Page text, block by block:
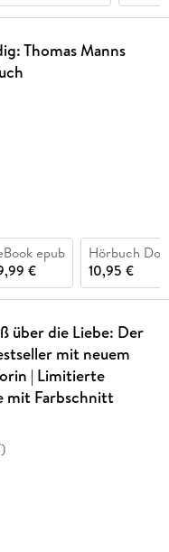
Thomas Manns
epub
€
Hörbuch
10,95 €
über die Liebe: Der
mit neuem
| Limitierte
mit Farbschnitt
)